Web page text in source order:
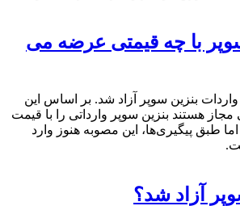
با چه قیمتی عرضه می
بنزین سوپر آزاد شد. بر اساس این
هستند بنزین سوپر وارداتی را با قیمت
اما طبق پیگیری‌ها، این مصوبه هنوز وارد
آزاد شد؟